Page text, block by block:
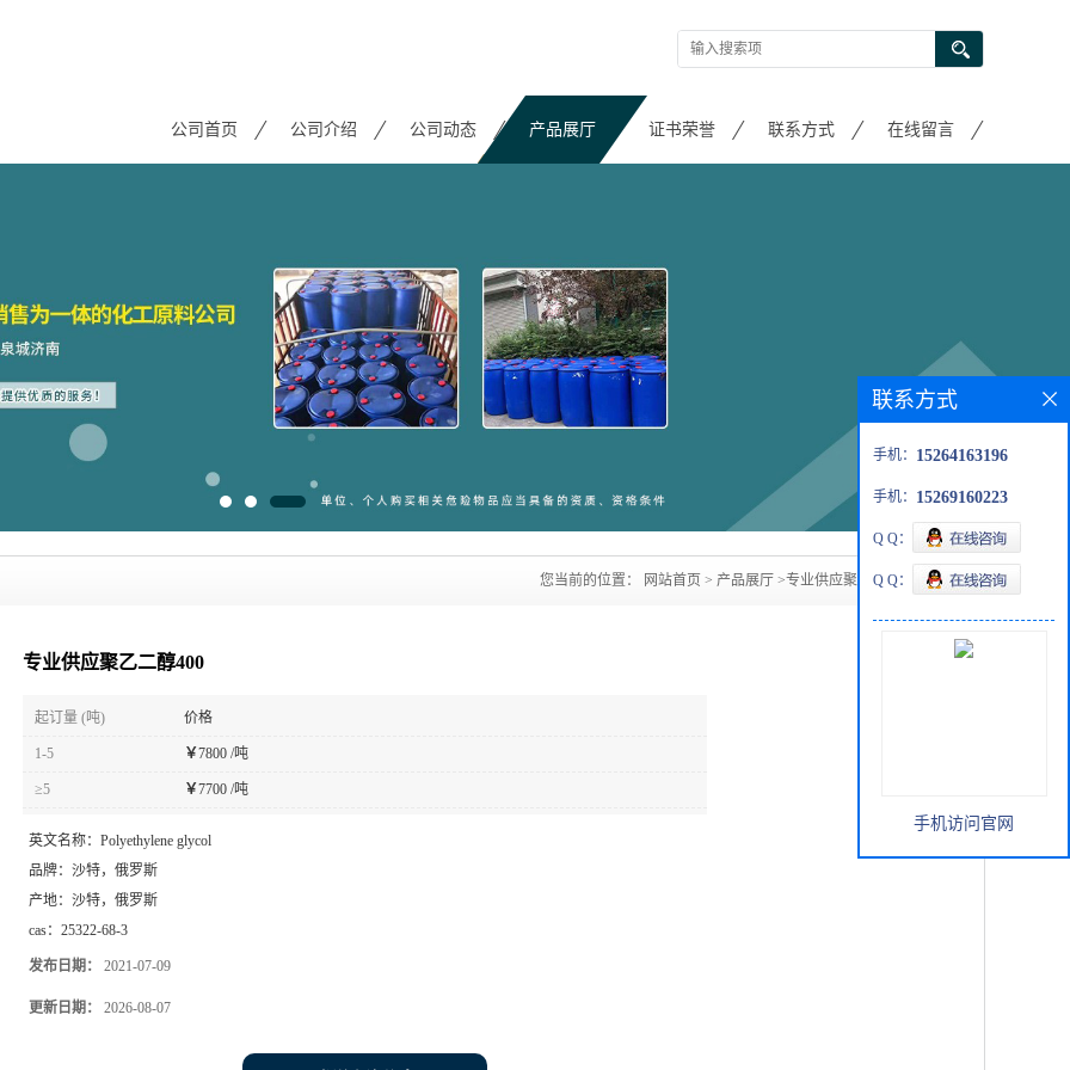
公司首页 公司介绍 公司动态 产品展厅 证书荣誉 联系方式 在线留言
您当前的位置： 网站首页 > 产品展厅 >专业供应聚乙二醇400
专业供应聚乙二醇400
起订量 (吨) 价格
1-5 ￥7800 /吨
≥5 ￥7700 /吨
英文名称： Polyethylene glycol
品牌： 沙特，俄罗斯
产地： 沙特，俄罗斯
cas： 25322-68-3
发布日期： 2021-07-09
更新日期： 2026-08-07
联系方式
手机： 15264163196
手机： 15269160223
Q Q：
Q Q：
手机访问官网